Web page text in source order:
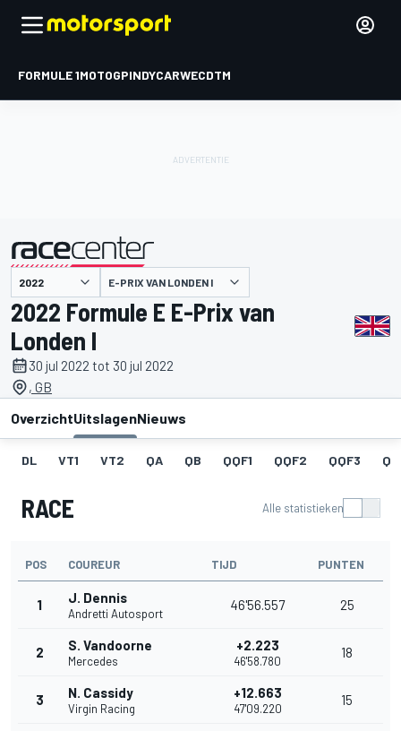
FORMULE 1MOTOGPINDYCARWECDTM
gepresenteerd door E-PRIX VAN LONDEN I
2022 Formule E E-Prix van
Londen I
30 jul 2022 tot 30 jul 2022
, GB
OverzichtUitslagenNieuws
DL VT1 VT2 QA QB QQF1 QQF2 QQF3
RACE Alle statistieken
POS COUREUR TIJD PUNTEN
1 J. Dennis
Andretti Autosport
46'56.557 25
2 S. Vandoorne
Mercedes
+2.223
46'58.780
18
3 N. Cassidy
Virgin Racing
+12.663
47'09.220
15